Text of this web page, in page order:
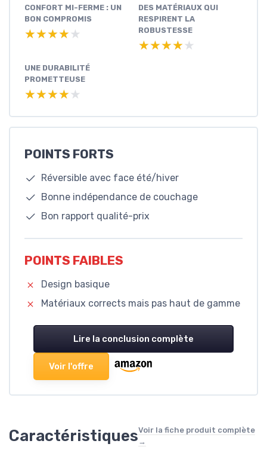
CONFORT MI-FERME : UN
BON COMPROMIS
★★★★★
★★★★★
DES MATÉRIAUX QUI
RESPIRENT LA
ROBUSTESSE
★★★★★
★★★★★
UNE DURABILITÉ
PROMETTEUSE
★★★★★
★★★★★
POINTS FORTS
Réversible avec face été/hiver
Bonne indépendance de couchage
Bon rapport qualité-prix
POINTS FAIBLES
Design basique
Matériaux corrects mais pas haut de gamme
Lire la conclusion complète
Voir l'offre
CaractéristiquesVoir la fiche produit complète
→